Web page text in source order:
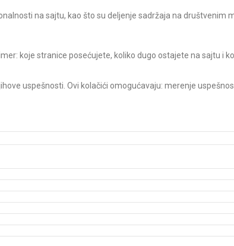
na sajtu, kao što su deljenje sadržaja na
koje stranice posećujete, koliko dugo ostajete na sajtu i
uspešnosti. Ovi kolačići omogućavaju: merenje